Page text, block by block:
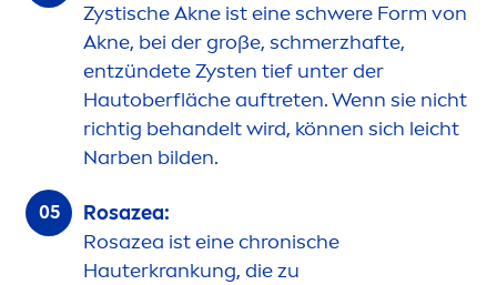
Zystische Akne ist eine schwere Form von
Akne, bei der große, schmerzhafte,
entzündete Zysten tief unter der
Hautoberfläche auftreten. Wenn sie nicht
richtig behandelt wird, können sich leicht
Narben bilden.
Rosazea:
Rosazea ist eine chronische
Hauterkrankung, die zu